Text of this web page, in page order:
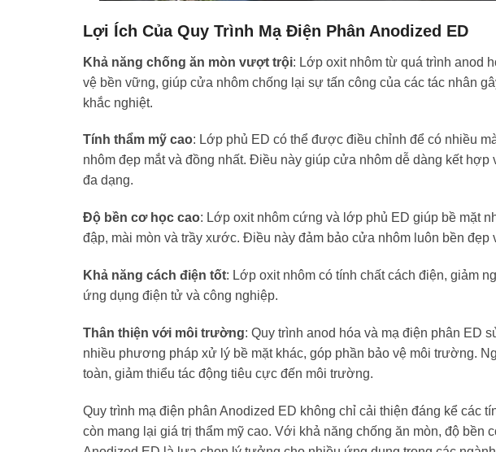
Lợi Ích Của Quy Trình Mạ Điện Phân Anodized ED
Khả năng chống ăn mòn vượt trội: Lớp oxit nhôm từ quá trình anod
vệ bền vững, giúp cửa nhôm chống lại sự tấn công của các tác nhân
khắc nghiệt.
Tính thẩm mỹ cao: Lớp phủ ED có thể được điều chỉnh để có nhiều
nhôm đẹp mắt và đồng nhất. Điều này giúp cửa nhôm dễ dàng kết
đa dạng.
Độ bền cơ học cao: Lớp oxit nhôm cứng và lớp phủ ED giúp bề mặt
đập, mài mòn và trầy xước. Điều này đảm bảo cửa nhôm luôn bền
Khả năng cách điện tốt: Lớp oxit nhôm có tính chất cách điện, giảm
ứng dụng điện tử và công nghiệp.
Thân thiện với môi trường: Quy trình anod hóa và mạ điện phân ED
nhiều phương pháp xử lý bề mặt khác, góp phần bảo vệ môi trường.
toàn, giảm thiểu tác động tiêu cực đến môi trường.
Quy trình mạ điện phân Anodized ED không chỉ cải thiện đáng kể các
còn mang lại giá trị thẩm mỹ cao. Với khả năng chống ăn mòn, độ bền